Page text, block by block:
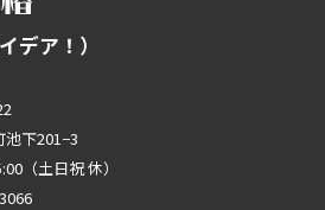
デア！）
下201−3
（土日祝 休）